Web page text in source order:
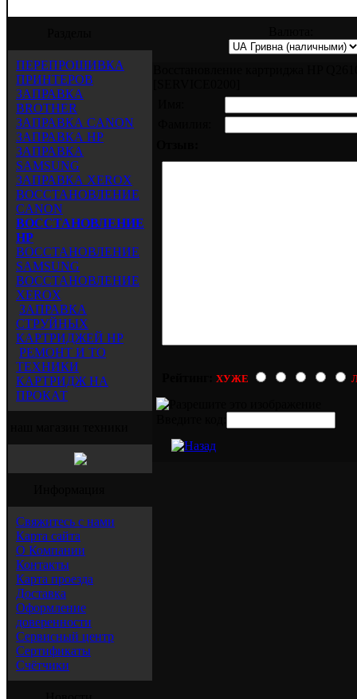
ПЕРЕПРОШИВКА
ПРИНТЕРОВ
ЗАПРАВКА
BROTHER
ЗАПРАВКА CANON
ЗАПРАВКА HP
ЗАПРАВКА
SAMSUNG
ЗАПРАВКА XEROX
ВОССТАНОВЛЕНИЕ
CANON
ВОССТАНОВЛЕНИЕ
HP
ВОССТАНОВЛЕНИЕ
SAMSUNG
ВОССТАНОВЛЕНИЕ
XEROX
ЗАПРАВКА
СТРУЙНЫХ
КАРТРИДЖЕЙ HP
РЕМОНТ И ТО
ТЕХНИКИ
КАРТРИДЖ НА
ПРОКАТ
Свяжитесь с нами
Карта сайта
О Компании
Контакты
Карта проезда
Доставка
Оформление
доверенности
Сервисный центр
Сертификаты
Счётчики
ХУЖЕ